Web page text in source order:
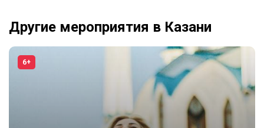
Другие мероприятия в Казани
6+